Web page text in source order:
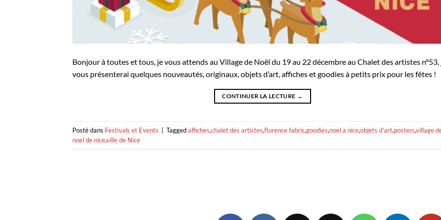
Bonjour à toutes et tous, je vous attends au Village de Noël du 19 au 22 décembre au Chalet des artistes n°53,
vous présenterai quelques nouveautés, originaux, objets d’art, affiches et goodies à petits prix pour les fêtes !
CONTINUER LA LECTURE →
Posté dans Festivals et Events Taggedaffiches,chalet des artistes,florence fabris,goodies,noel a nice,objets d'art,posters,village
noel de nice,ville de Nice